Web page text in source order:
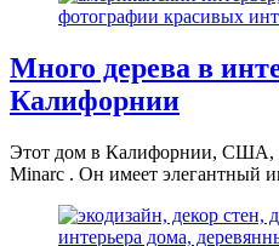
Много дерева в
Калифорнии
Этот дом в Калифорнии, США,
Minarc . Он имеет элегантный